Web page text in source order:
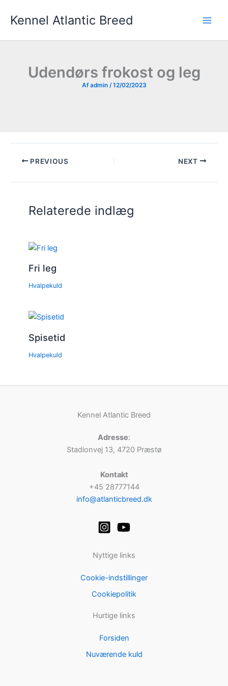
Kennel Atlantic Breed
Udendørs frokost og leg
Afadmin /12/02/2023
PREVIOUS NEXT
Relaterede indlæg
Fri leg
Hvalpekuld
Spisetid
Hvalpekuld
Kennel Atlantic Breed
Adresse:
Stadionvej 13, 4720 Præstø
Kontakt
+45 28777144
info@atlanticbreed.dk
Nyttige links
Cookie-indstillinger
Cookiepolitik
Hurtige links
Forsiden
Nuværende kuld